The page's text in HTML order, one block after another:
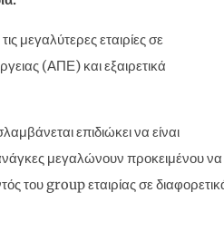
μεγαλύτερες εταιρίες σε
(ΑΠΕ) και εξαιρετικά
επιδιώκει να είναι
μεγαλώνουν προκειμένου να
του group εταιρίας σε